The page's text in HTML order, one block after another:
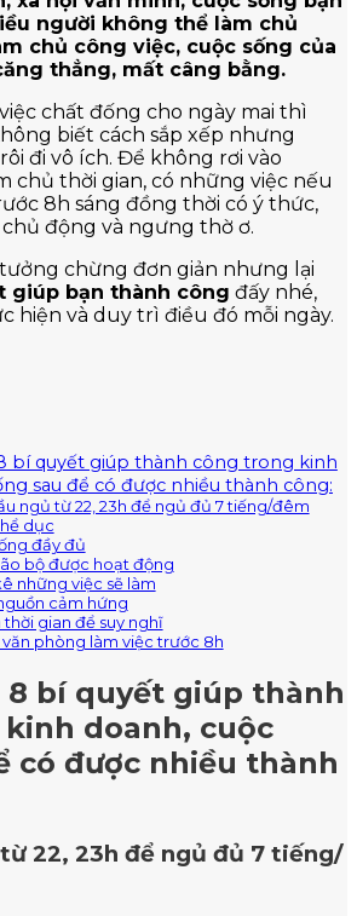
người không thể làm chủ
chủ công việc, cuộc sống của
thẳng, mất câng bằng.
chất đống cho ngày mai thì
biết cách sắp xếp nhưng
đi vô ích. Để không rơi vào
chủ thời gian, có những việc nếu
8h sáng đồng thời có ý thức,
động và ngưng thờ ơ.
chừng đơn giản nhưng lại
giúp bạn thành công đấy nhé,
hiện và duy trì điều đó mỗi ngày.
bí quyết giúp thành công trong kinh
sau để có được nhiều thành công:
ngủ từ 22, 23h để ngủ đủ 7 tiếng/đêm
dục
đầy đủ
bộ được hoạt động
những việc sẽ làm
cảm hứng
thời gian để suy nghĩ
phòng làm việc trước 8h
8 bí quyết giúp thành
doanh, cuộc
có được nhiều thành
22, 23h để ngủ đủ 7 tiếng/